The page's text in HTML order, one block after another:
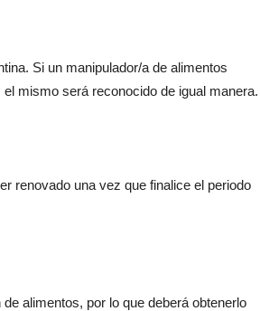
Si un manipulador/a de alimentos
mismo será reconocido de igual manera.
renovado una vez que finalice el periodo
alimentos, por lo que deberá obtenerlo